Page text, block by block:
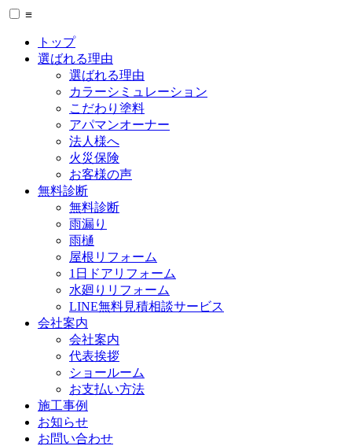
≡
トップ
選ばれる理由
選ばれる理由
カラーシミュレーション
こだわり塗料
アパマンオーナー
法人様へ
火災保険
お客様の声
無料診断
無料診断
雨漏り
雨樋
屋根リフォーム
1日ドアリフォーム
水廻りリフォーム
LINE無料見積相談サービス
会社案内
会社案内
代表挨拶
ショールーム
お支払い方法
施工事例
お知らせ
お問い合わせ